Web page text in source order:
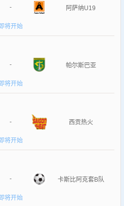
- 阿萨纳U19
将开始
- 帕尔斯巴亚
即将开始
- 西贡热火
将开始
- 卡斯比阿克套B队
即将开始